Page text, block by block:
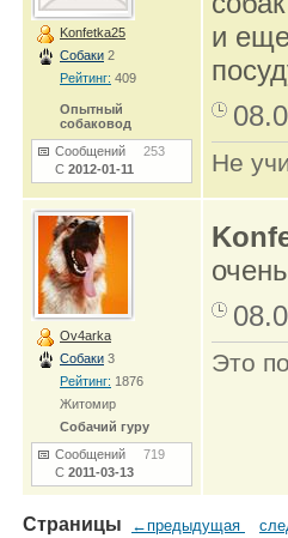
Konfetka25
Собаки 2
Рейтинг: 409
Опытный
собаковод
Сообщений 253
С 2012-01-11
и
Не
Ov4arka
Собаки 3
Рейтинг: 1876
Житомир
Собачий гуру
Сообщений 719
С 2011-03-13
Это
Страницы ←предыдущая